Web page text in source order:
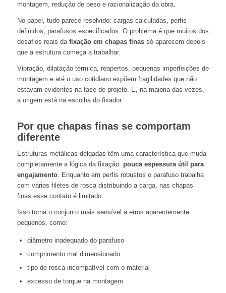
montagem, redução de peso e racionalização da obra.
No papel, tudo parece resolvido: cargas calculadas, perfis
definidos, parafusos especificados. O problema é que muitos dos
desafios reais da fixação em chapas finassó aparecem depois
que a estrutura começa a trabalhar.
Vibração, dilatação térmica, reapertos, pequenas imperfeições de
montagem e até o uso cotidiano expõem fragilidades que não
estavam evidentes na fase de projeto. E, na maioria das vezes,
a origem está na escolha do fixador.
Por que chapas finas se comportam
diferente
Estruturas metálicas delgadas têm uma característica que muda
completamente a lógica da fixação: pouca espessura útil para
engajamento. Enquanto em perfis robustos o parafuso trabalha
com vários filetes de rosca distribuindo a carga, nas chapas
finas esse contato é limitado.
Isso torna o conjunto mais sensível a erros aparentemente
pequenos, como:
diâmetro inadequado do parafuso
comprimento mal dimensionado
tipo de rosca incompatível com o material
excesso de torque na montagem